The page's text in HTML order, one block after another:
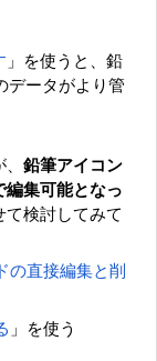
」を使うと、鉛
データがより管
鉛筆アイコン
編集可能となっ
検討してみて
の直接編集と削
」を使う